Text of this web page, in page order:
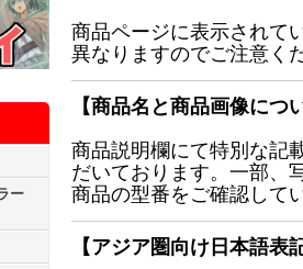
ー
商品ページに表示されて
異なりますのでご注意く
【商品名と商品画像につ
商品説明欄にて特別な記
だいております。一部、
商品の型番をご確認して
【アジア圏向け日本語表